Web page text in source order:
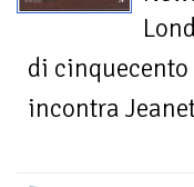
di
incontra